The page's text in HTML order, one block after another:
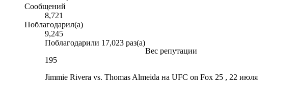
Сообщений
8,721
Поблагодарил(а)
9,245
Поблагодарили 17,023 раз(а)
Вес репутации
195
Jimmie Rivera vs. Thomas Almeida на UFC on Fox 25 , 22 июля